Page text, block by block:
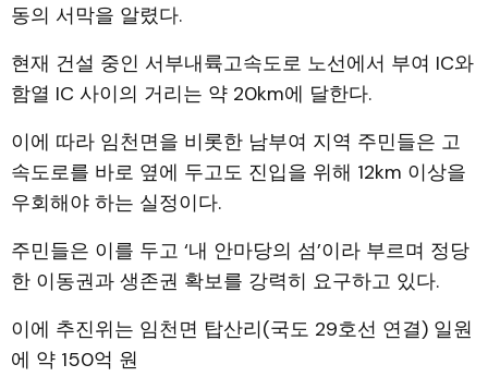
동의 서막을 알렸다.
현재 건설 중인 서부내륙고속도로 노선에서 부여 IC와
함열 IC 사이의 거리는 약 20km에 달한다.
이에 따라 임천면을 비롯한 남부여 지역 주민들은 고
속도로를 바로 옆에 두고도 진입을 위해 12km 이상을
우회해야 하는 실정이다.
주민들은 이를 두고 ‘내 안마당의 섬’이라 부르며 정당
한 이동권과 생존권 확보를 강력히 요구하고 있다.
이에 추진위는 임천면 탑산리(국도 29호선 연결) 일원
에 약 150억 원